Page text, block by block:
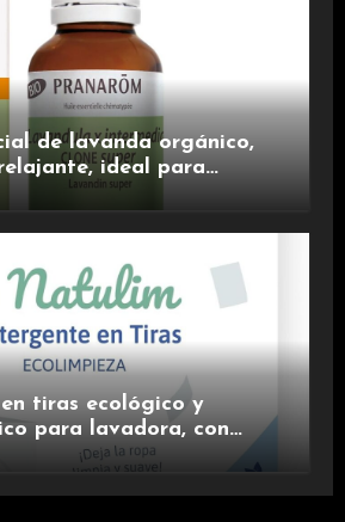
de lavanda orgánico,
ideal para
tiras ecológico y
para lavadora, con
y fragancia de